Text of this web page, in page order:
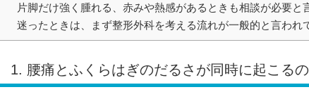
片脚だけ強く腫れる、赤みや熱感があるときも相談が必要と
迷ったときは、まず整形外科を考える流れが一般的と言われ
1. 腰痛とふくらはぎのだるさが同時に起こる